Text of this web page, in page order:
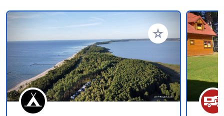
Voeg toe aan je